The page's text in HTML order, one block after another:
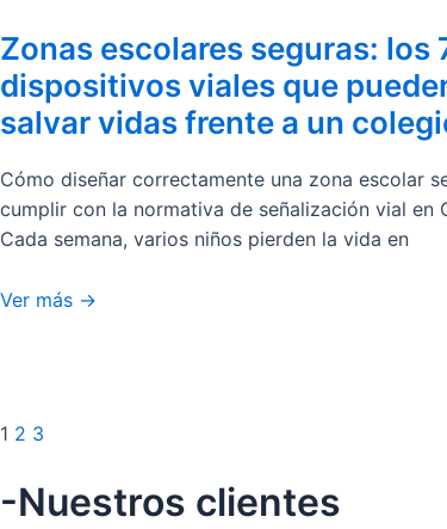
Zonas escolares seguras: los
dispositivos viales que
salvar vidas frente a un
Cómo diseñar correctamente una zona escolar
cumplir con la normativa de señalización vial en
Cada semana, varios niños pierden la vida en
Ver más ->
á
g
i
n
1
á
g
i
n
2
á
g
i
n
3
-Nuestros clientes